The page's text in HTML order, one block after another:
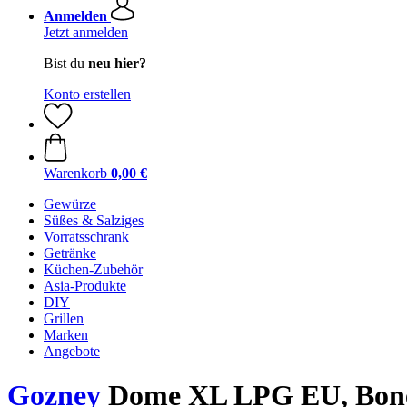
Anmelden
Jetzt anmelden
Bist du neu hier?
Konto erstellen
Warenkorb 0,00 €
Gewürze
Süßes & Salziges
Vorratsschrank
Getränke
Küchen-Zubehör
Asia-Produkte
DIY
Grillen
Marken
Angebote
Gozney Dome XL LPG EU,